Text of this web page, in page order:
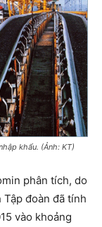
khẩu. (Ảnh: KT)
phân tích, do
đoàn đã tính
vào khoảng